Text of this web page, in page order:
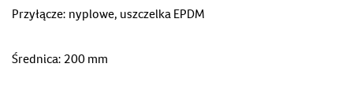
Przyłącze: nyplowe, uszczelka EPDM
Średnica: 200 mm